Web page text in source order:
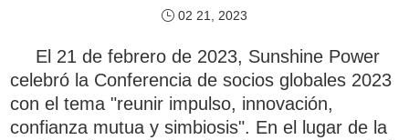
02 21, 2023
El 21 de febrero de 2023, Sunshine Power
celebró la Conferencia de socios globales 2023
con el tema "reunir impulso, innovación,
confianza mutua y simbiosis". En el lugar de la